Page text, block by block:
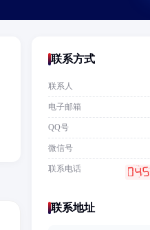
联系方式
联系人
电子邮箱
QQ号
微信号
联系电话
联系地址